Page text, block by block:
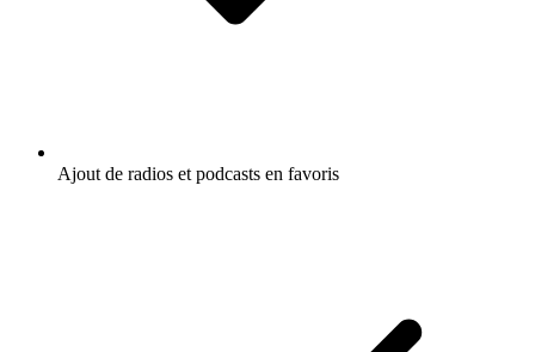
Ajout de radios et podcasts en favoris